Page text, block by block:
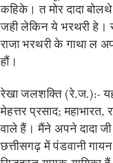
कहिके। त मोर दादा
जही लेकिन ये भरथरी हे।
राजा भरथरी के गाथा ल
हौं।
रेखा जलशक्ति (रे.ज.):-
मेहत्तर प्रसाद;
वाले हैं। मैंने अपने दादा
छत्तीसगढ़ में पंडवानी